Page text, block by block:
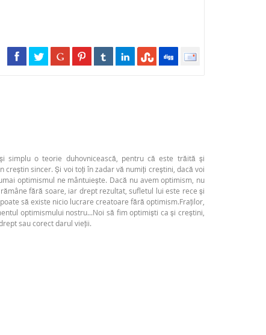
simplu o teorie duhovnicească, pentru că este trăită și
sincer. Și voi toți în zadar vă numiți creștini, dacă voi
optimismul ne mântuiește. Dacă nu avem optimism, nu
fără soare, iar drept rezultat, sufletul lui este rece și
să existe nicio lucrare creatoare fără optimism.Fraților,
optimismului nostru...Noi să fim optimiști ca și creștini,
sau corect darul vieții.